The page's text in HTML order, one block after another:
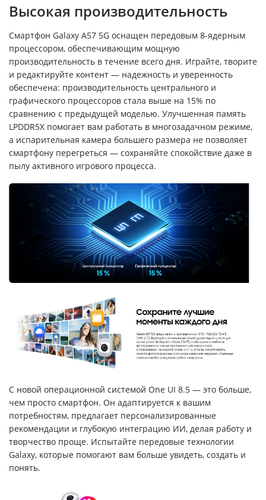
Высокая производительность
Смартфон Galaxy A57 5G оснащен передовым 8-ядерным
процессором, обеспечивающим мощную
производительность в течение всего дня. Играйте, творите
и редактируйте контент — надежность и уверенность
обеспечена: производительность центрального и
графического процессоров стала выше на 15% по
сравнению с предыдущей моделью. Улучшенная память
LPDDR5X помогает вам работать в многозадачном режиме,
а испарительная камера большего размера не позволяет
смартфону перегреться — сохраняйте спокойствие даже в
пылу активного игрового процесса.
С новой операционной системой One UI 8.5 — это больше,
чем просто смартфон. Он адаптируется к вашим
потребностям, предлагает персонализированные
рекомендации и глубокую интеграцию ИИ, делая работу и
творчество проще. Испытайте передовые технологии
Galaxy, которые помогают вам больше увидеть, создать и
понять.